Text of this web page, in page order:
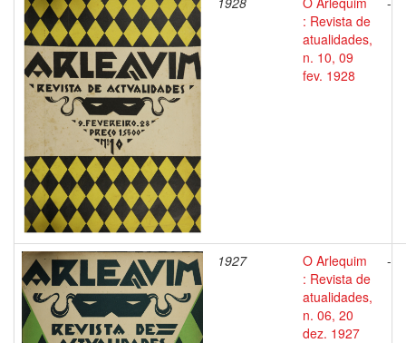
: Revista de
atualidades,
n. 10, 09
fev. 1928
1927
O Arlequim
: Revista de
atualidades,
n. 06, 20
dez. 1927
-